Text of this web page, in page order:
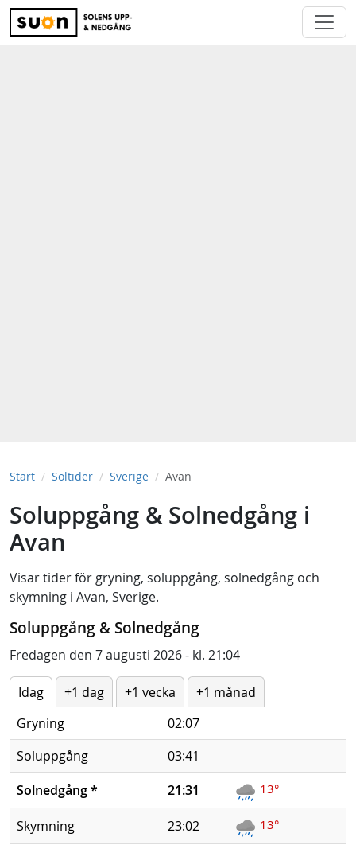
Start Soltider Sverige Avan
Soluppgång & Solnedgång i
Avan
Visar tider för gryning, soluppgång, solnedgång och
skymning i Avan, Sverige.
Soluppgång & Solnedgång
Fredagen den 7 augusti 2026 - kl. 21:04
Idag +1 dag +1 vecka
+1 månad
Gryning
02:07
Soluppgång
03:41
Solnedgång* 21:31 13°
Skymning 23:02 13°